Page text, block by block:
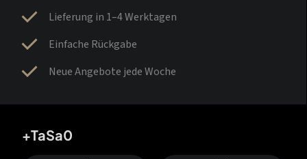
Lieferung in 1–4 Werktagen
Einfache Rückgabe
Neue Angebote jede Woche
+TaSa0